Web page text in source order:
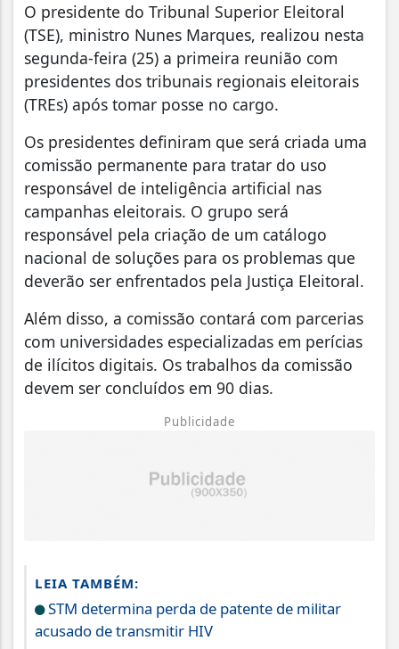
O presidente do Tribunal Superior Eleitoral
(TSE), ministro Nunes Marques, realizou nesta
segunda-feira (25) a primeira reunião com
presidentes dos tribunais regionais eleitorais
(TREs) após tomar posse no cargo.
Os presidentes definiram que será criada uma
comissão permanente para tratar do uso
responsável de inteligência artificial nas
campanhas eleitorais. O grupo será
responsável pela criação de um catálogo
nacional de soluções para os problemas que
deverão ser enfrentados pela Justiça Eleitoral.
Além disso, a comissão contará com parcerias
com universidades especializadas em perícias
de ilícitos digitais. Os trabalhos da comissão
devem ser concluídos em 90 dias.
Publicidade
LEIA TAMBÉM:
STM determina perda de patente de militar
acusado de transmitir HIV